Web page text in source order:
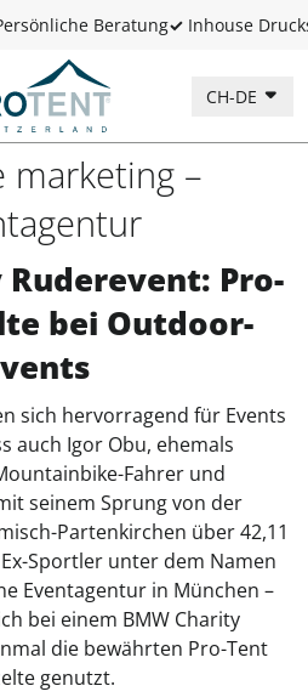
Beratung✓ Inhouse
CH-DE
marketing –
Pro-
bei Outdoor-
sich hervorragend für Events
auch Igor Obu, ehemals
Fahrer und
seinem Sprung von der
Partenkirchen über 42,11
Sportler unter dem Namen
Eventagentur in München –
bei einem BMW Charity
die bewährten Pro-Tent
genutzt.